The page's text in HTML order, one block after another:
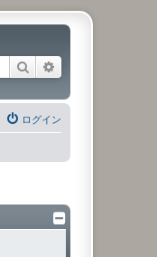
検索
ログイン